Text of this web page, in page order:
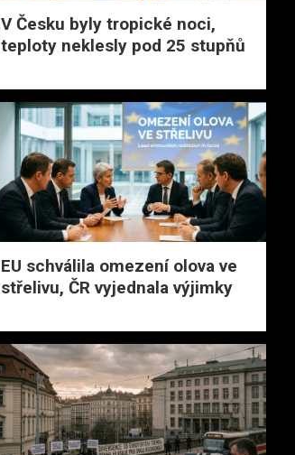
V Česku byly tropické noci,
teploty neklesly pod 25 stupňů
EU schválila omezení olova ve
střelivu, ČR vyjednala výjimky